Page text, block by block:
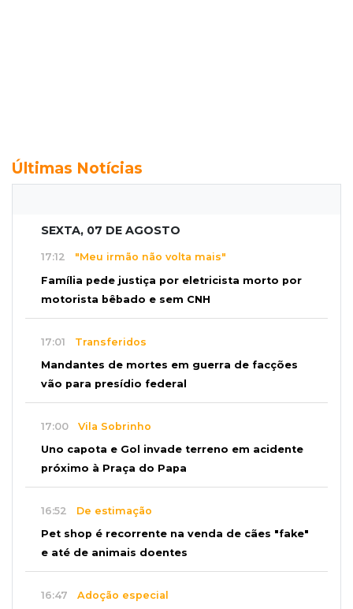
Últimas Notícias
SEXTA, 07 DE AGOSTO
17:12 "Meu irmão não volta mais"
Família pede justiça por eletricista morto por
motorista bêbado e sem CNH
17:01 Transferidos
Mandantes de mortes em guerra de facções
vão para presídio federal
17:00 Vila Sobrinho
Uno capota e Gol invade terreno em acidente
próximo à Praça do Papa
16:52 De estimação
Pet shop é recorrente na venda de cães "fake"
e até de animais doentes
16:47 Adoção especial